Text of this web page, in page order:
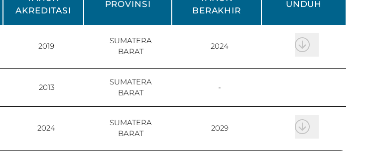
AKREDITASI
PROVINSI
BERAKHIR
UNDUH
2019
SUMATERA
BARAT
2024
2013
SUMATERA
BARAT
-
2024
SUMATERA
BARAT
2029